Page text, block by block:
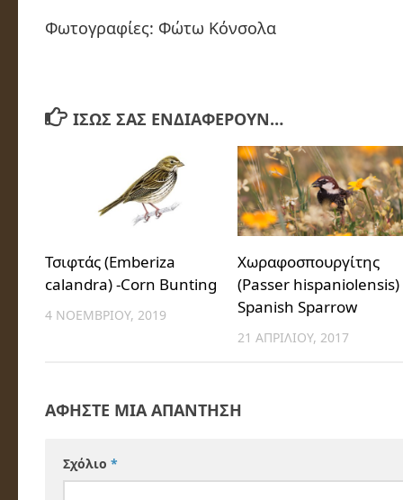
Φωτογραφίες: Φώτω Κόνσολα
ΊΣΩΣ ΣΑΣ ΕΝΔΙΑΦΈΡΟΥΝ…
Τσιφτάς (Emberiza
calandra) -Corn Bunting
4 ΝΟΕΜΒΡΊΟΥ, 2019
Χωραφοσπουργίτης
(Passer hispaniolensis)
Spanish Sparrow
21 ΑΠΡΙΛΊΟΥ, 2017
ΑΦΉΣΤΕ ΜΙΑ ΑΠΆΝΤΗΣΗ
Σχόλιο *